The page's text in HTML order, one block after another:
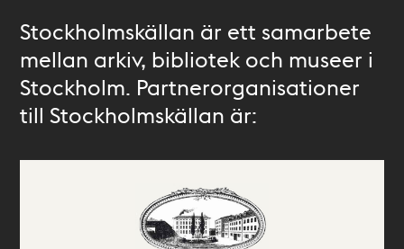
Stockholmskällan är ett samarbete
mellan arkiv, bibliotek och museer i
Stockholm. Partnerorganisationer
till Stockholmskällan är: